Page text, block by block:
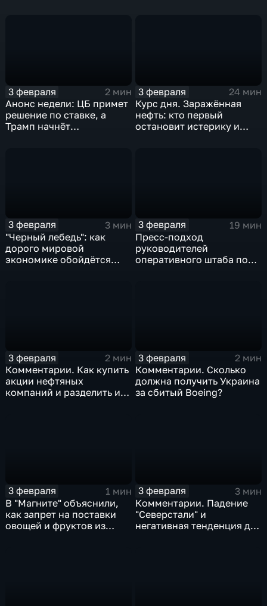
3 февраля
2 мин
Анонс недели: ЦБ примет
решение по ставке, а
Трамп начнёт
3 февраля
24 мин
Курс дня. Заражённая
нефть: кто первый
остановит истерику и
3 февраля
3 мин
"Черный лебедь": как
дорого мировой
экономике обойдётся
3 февраля
19 мин
Пресс-подход
руководителей
оперативного штаба по
3 февраля
2 мин
Комментарии. Как купить
акции нефтяных
компаний и разделить их
3 февраля
2 мин
Комментарии. Сколько
должна получить Украина
за сбитый Boeing?
3 февраля
1 мин
В "Магните" объяснили,
как запрет на поставки
овощей и фруктов из
3 февраля
3 мин
Комментарии. Падение
"Северстали" и
негативная тенденция для